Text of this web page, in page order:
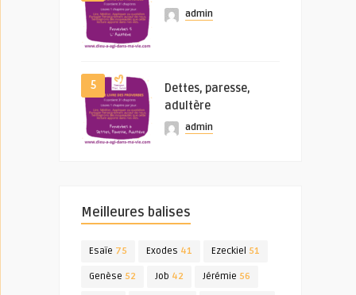
admin
5
Dettes, paresse,
adultère
admin
Meilleures balises
Esaïe 75 Exodes 41 Ezeckiel 51
Genèse 52 Job 42 Jérémie 56